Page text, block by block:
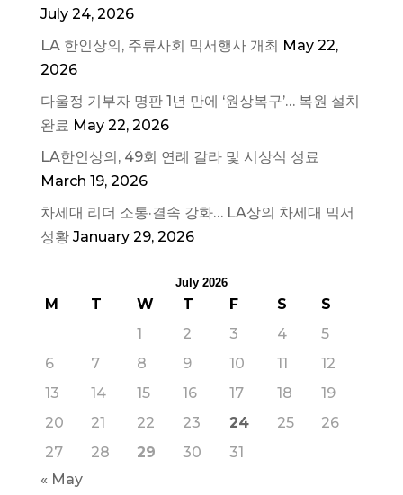
July 24, 2026
LA 한인상의, 주류사회 믹서행사 개최 May 22,
2026
다울정 기부자 명판 1년 만에 ‘원상복구’… 복원 설치
완료 May 22, 2026
LA한인상의, 49회 연례 갈라 및 시상식 성료
March 19, 2026
차세대 리더 소통·결속 강화… LA상의 차세대 믹서
성황 January 29, 2026
July 2026
M T W T F S
S
1
2 3 4
5
6
7 8 9 10 11
12
13
14 15 16 17 18
19
20
21 22 23 24 25
26
27
28 29 30
31
« May